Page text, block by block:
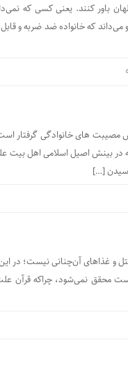
باور کنند. یعنی کسی که
می‌داند که خانواده ضد ضربه و
مصیبت های خانوادگی گرفتار
بینش اصیل اسلامی اهل بیت
[…]
و غذاهای آن‌چنانی نیست؛ در
محقق نمی‌شود، چراکه قرآن